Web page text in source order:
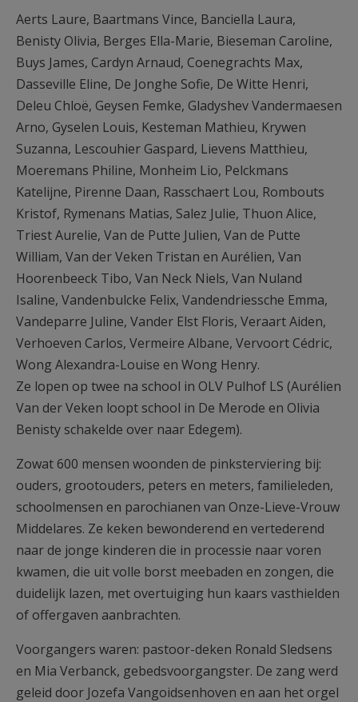
Aerts Laure, Baartmans Vince, Banciella Laura,
Benisty Olivia, Berges Ella-Marie, Bieseman Caroline,
Buys James, Cardyn Arnaud, Coenegrachts Max,
Dasseville Eline, De Jonghe Sofie, De Witte Henri,
Deleu Chloë, Geysen Femke, Gladyshev Vandermaesen
Arno, Gyselen Louis, Kesteman Mathieu, Krywen
Suzanna, Lescouhier Gaspard, Lievens Matthieu,
Moeremans Philine, Monheim Lio, Pelckmans
Katelijne, Pirenne Daan, Rasschaert Lou, Rombouts
Kristof, Rymenans Matias, Salez Julie, Thuon Alice,
Triest Aurelie, Van de Putte Julien, Van de Putte
William, Van der Veken Tristan en Aurélien, Van
Hoorenbeeck Tibo, Van Neck Niels, Van Nuland
Isaline, Vandenbulcke Felix, Vandendriessche Emma,
Vandeparre Juline, Vander Elst Floris, Veraart Aiden,
Verhoeven Carlos, Vermeire Albane, Vervoort Cédric,
Wong Alexandra-Louise en Wong Henry.
Ze lopen op twee na school in OLV Pulhof LS (Aurélien
Van der Veken loopt school in De Merode en Olivia
Benisty schakelde over naar Edegem).
Zowat 600 mensen woonden de pinksterviering bij:
ouders, grootouders, peters en meters, familieleden,
schoolmensen en parochianen van Onze-Lieve-Vrouw
Middelares. Ze keken bewonderend en vertederend
naar de jonge kinderen die in processie naar voren
kwamen, die uit volle borst meebaden en zongen, die
duidelijk lazen, met overtuiging hun kaars vasthielden
of offergaven aanbrachten.
Voorgangers waren: pastoor-deken Ronald Sledsens
en Mia Verbanck, gebedsvoorgangster. De zang werd
geleid door Jozefa Vangoidsenhoven en aan het orgel